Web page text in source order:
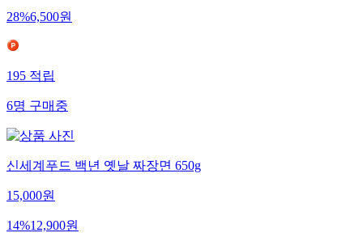
28%6,500원
195적립
6명구매중
신세계푸드 백년 옛날 짜장면 650g
15,000원
14%12,900원